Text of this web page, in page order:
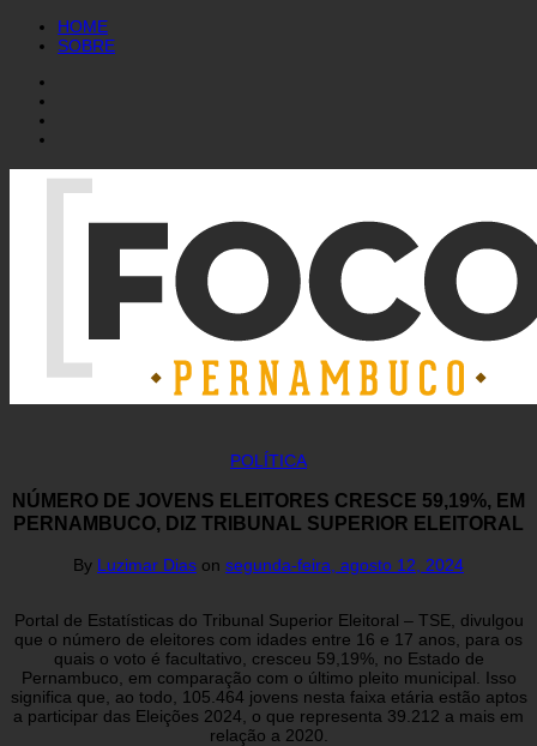
HOME
SOBRE
POLÍTICA
NÚMERO DE JOVENS ELEITORES CRESCE 59,19%, EM
PERNAMBUCO, DIZ TRIBUNAL SUPERIOR ELEITORAL
By Luzimar Dias on segunda-feira, agosto 12, 2024
Portal de Estatísticas do Tribunal Superior Eleitoral – TSE, divulgou
que o número de eleitores com idades entre 16 e 17 anos, para os
quais o voto é facultativo, cresceu 59,19%, no Estado de
Pernambuco, em comparação com o último pleito municipal. Isso
significa que, ao todo, 105.464 jovens nesta faixa etária estão aptos
a participar das Eleições 2024, o que representa 39.212 a mais em
relação a 2020.